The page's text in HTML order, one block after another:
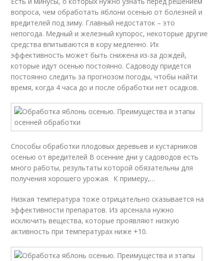
вопроса, чем обработать яблони осенью от болезней и
вредителей под зиму. Главный недостаток – это
непогода. Медный и железный купорос, некоторые другие
средства впитываются в кору медленно. Их
эффективность может быть снижена из-за дождей,
которые идут осенью постоянно. Садоводу придется
постоянно следить за прогнозом погоды, чтобы найти
время, когда 4 часа до и после обработки нет осадков.
Способы обработки плодовых деревьев и кустарников
осенью от вредителей В осенние дни у садоводов есть
много работы, результаты которой обязательны для
получения хорошего урожая. К примеру,…
Низкая температура тоже отрицательно сказывается на
эффективности препаратов. Из арсенала нужно
исключить вещества, которые проявляют низкую
активность при температурах ниже +10.